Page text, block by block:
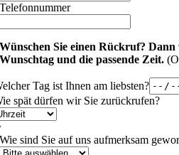
Telefonnummer
Wünschen Sie einen Rückruf? Dann
Wunschtag und die passende Zeit.
Tag ist Ihnen am liebsten?
spät dürfen wir Sie zurückrufen?
Wie sind Sie auf uns aufmerksam